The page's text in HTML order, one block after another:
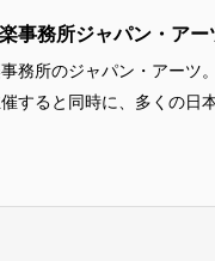
事務所ジャパン・ア
務所のジャパン・アーツ
すると同時に、多くの日